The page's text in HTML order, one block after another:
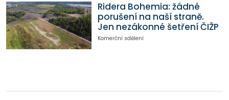
Ridera Bohemia: žádné
porušení na naší straně.
Jen nezákonné šetření ČIŽP
Komerční sdělení